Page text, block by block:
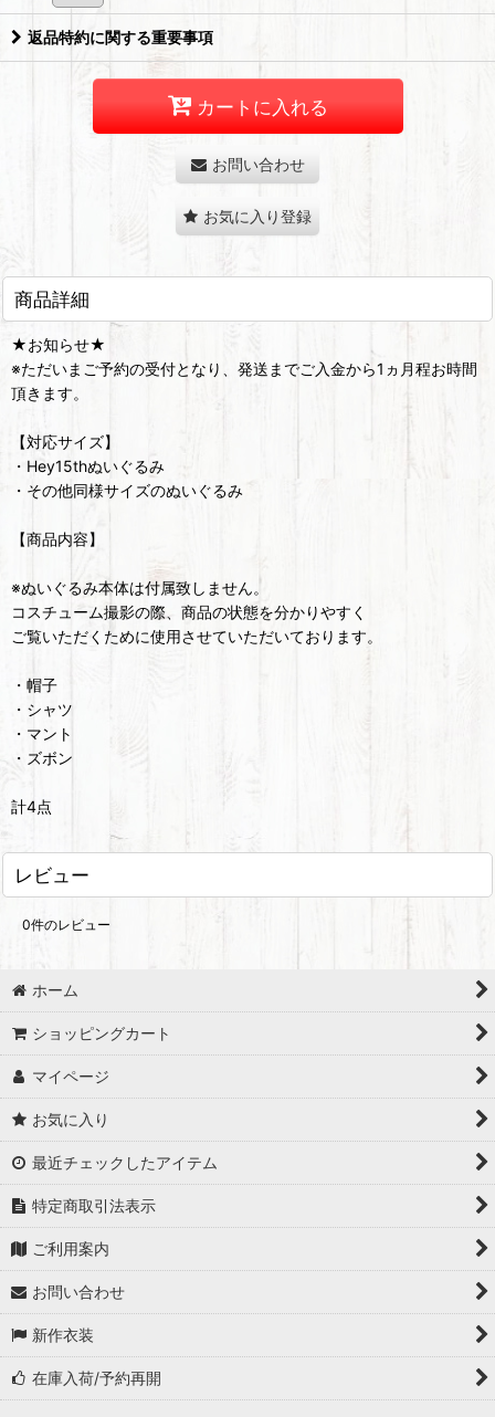
返品特約に関する重要事項
カートに入れる
お問い合わせ
お気に入り登録
商品詳細
★お知らせ★
※ただいまご予約の受付となり、発送までご入金から1ヵ月程お時間
頂きます。
【対応サイズ】
・Hey15thぬいぐるみ
・その他同様サイズのぬいぐるみ
【商品内容】
※ぬいぐるみ本体は付属致しません。
コスチューム撮影の際、商品の状態を分かりやすく
ご覧いただくために使用させていただいております。
・帽子
・シャツ
・マント
・ズボン
計4点
レビュー
0件のレビュー
ホーム
ショッピングカート
マイページ
お気に入り
最近チェックしたアイテム
特定商取引法表示
ご利用案内
お問い合わせ
新作衣装
在庫入荷/予約再開